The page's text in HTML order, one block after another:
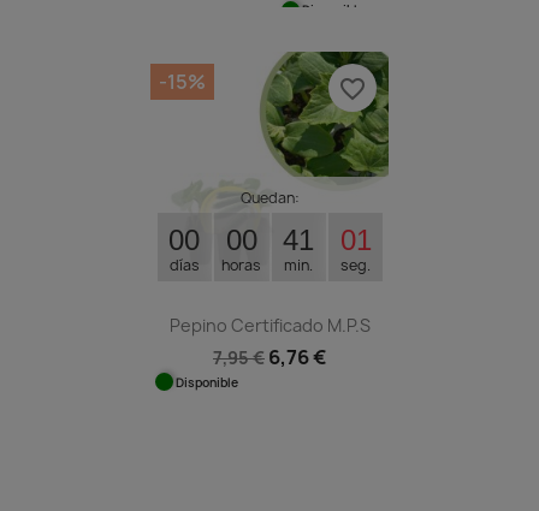
Disponible
Quedan:
00
días
00
horas
41
min.
01
seg.
Pepino Certificado M.P.S
7,95 € 6,76 €
Disponible
-15% favorite_border